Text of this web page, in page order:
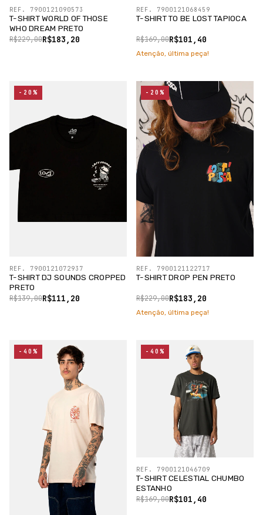
T-SHIRT WORLD OF THOSE
WHO DREAM PRETO
R$183,20
R$229,00
REF. 7900121090573
T-SHIRT TO BE LOST TAPIOCA
R$101,40
R$169,00
REF. 7900121068459
Atenção, última peça!
T-SHIRT DJ SOUNDS CROPPED
PRETO
R$111,20
R$139,00
REF. 7900121072937
-20%
T-SHIRT DROP PEN PRETO
R$183,20
R$229,00
REF. 7900121122717
-20%
Atenção, última peça!
-40%
T-SHIRT CELESTIAL CHUMBO
ESTANHO
R$101,40
R$169,00
REF. 7900121046709
-40%